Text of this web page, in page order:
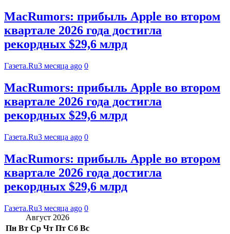
MacRumors: прибыль Apple во втором
квартале 2026 года достигла
рекордных $29,6 млрд
Газета.Ru3 месяца ago 0
MacRumors: прибыль Apple во втором
квартале 2026 года достигла
рекордных $29,6 млрд
Газета.Ru3 месяца ago 0
MacRumors: прибыль Apple во втором
квартале 2026 года достигла
рекордных $29,6 млрд
Газета.Ru3 месяца ago 0
Август 2026
Пн Вт Ср Чт Пт Сб Вс